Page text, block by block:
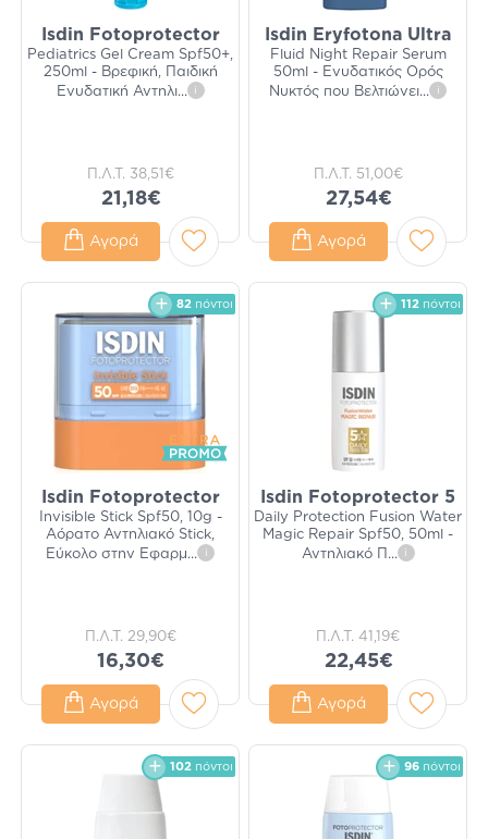
Isdin Fotoprotector
Pediatrics Gel Cream Spf50+,
250ml - Βρεφική, Παιδική
Ενυδατική Αντηλι... i
Π.Λ.Τ. 38,51€
21,18€
Αγορά
Isdin Eryfotona Ultra
Fluid Night Repair Serum
50ml - Ενυδατικός Ορός
Νυκτός που Βελτιώνει... i
Π.Λ.Τ. 51,00€
27,54€
Αγορά
82 πόντοι
Isdin Fotoprotector
Invisible Stick Spf50, 10g -
Αόρατο Αντηλιακό Stick,
Εύκολο στην Εφαρμ... i
Π.Λ.Τ. 29,90€
16,30€
Αγορά
112 πόντοι
Isdin Fotoprotector 5
Daily Protection Fusion Water
Magic Repair Spf50, 50ml -
Αντηλιακό Π
... i
Π.Λ.Τ. 41,19€
22,45€
Αγορά
102 πόντοι 96 πόντοι